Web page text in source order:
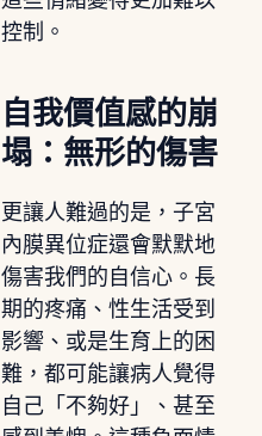
控制。
自我價值感的崩
塌：無形的傷害
更讓人難過的是，子宮
內膜異位症還會默默地
傷害我們的自信心。長
期的疼痛、性生活受到
影響、或是生育上的困
難，都可能讓病人覺得
自己「不夠好」、甚至